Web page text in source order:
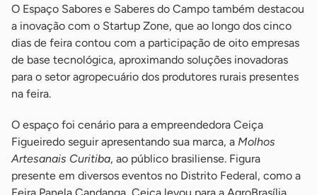
O Espaço Sabores e Saberes do Campo também destacou
a inovação com o Startup Zone, que ao longo dos cinco
dias de feira contou com a participação de oito empresas
de base tecnológica, aproximando soluções inovadoras
para o setor agropecuário dos produtores rurais presentes
na feira.
O espaço foi cenário para a empreendedora Ceiça
Figueiredo seguir apresentando sua marca, a Molhos
Artesanais Curitiba, ao público brasiliense. Figura
presente em diversos eventos no Distrito Federal, como a